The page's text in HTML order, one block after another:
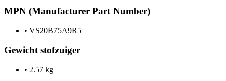
MPN (Manufacturer Part Number)
• VS20B75A9R5
Gewicht stofzuiger
• 2.57 kg